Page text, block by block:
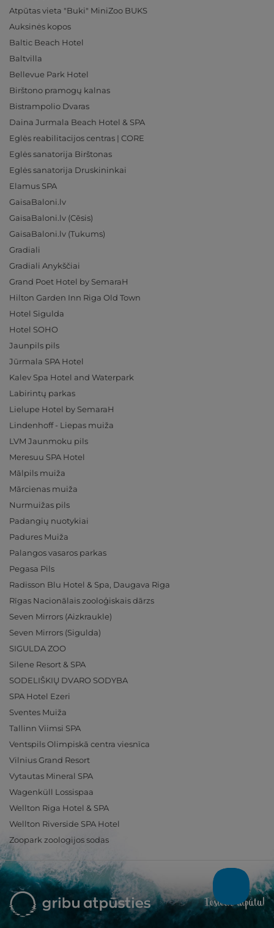
Atpūtas vieta "Buki" MiniZoo BUKS
Auksinės kopos
Baltic Beach Hotel
Baltvilla
Bellevue Park Hotel
Birštono pramogų kalnas
Bistrampolio Dvaras
Daina Jurmala Beach Hotel & SPA
Eglės reabilitacijos centras | CORE
Eglės sanatorija Birštonas
Eglės sanatorija Druskininkai
Elamus SPA
GaisaBaloni.lv
GaisaBaloni.lv (Cēsis)
GaisaBaloni.lv (Tukums)
Gradiali
Gradiali Anykščiai
Grand Poet Hotel by SemaraH
Hilton Garden Inn Riga Old Town
Hotel Sigulda
Hotel SOHO
Jaunpils pils
Jūrmala SPA Hotel
Kalev Spa Hotel and Waterpark
Labirintų parkas
Lielupe Hotel by SemaraH
Lindenhoff - Liepas muiža
LVM Jaunmoku pils
Meresuu SPA Hotel
Mālpils muiža
Mārcienas muiža
Nurmuižas pils
Padangių nuotykiai
Padures Muiža
Palangos vasaros parkas
Pegasa Pils
Radisson Blu Hotel & Spa, Daugava Riga
Rīgas Nacionālais zooloģiskais dārzs
Seven Mirrors (Aizkraukle)
Seven Mirrors (Sigulda)
SIGULDA ZOO
Silene Resort & SPA
SODELIŠKIŲ DVARO SODYBA
SPA Hotel Ezeri
Sventes Muiža
Tallinn Viimsi SPA
Ventspils Olimpiskā centra viesnīca
Vilnius Grand Resort
Vytautas Mineral SPA
Wagenküll Lossispaa
Wellton Riga Hotel & SPA
Wellton Riverside SPA Hotel
Zoopark zoologijos sodas
Ieslēdz atpūtu!